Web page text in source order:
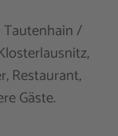
Tautenhain /
Restaurant,
Gäste.